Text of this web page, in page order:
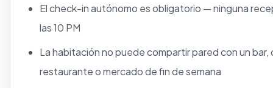
El check-in autónomo es obligatorio — ninguna
las 10 PM
La habitación no puede compartir pared con un bar,
restaurante o mercado de fin de semana